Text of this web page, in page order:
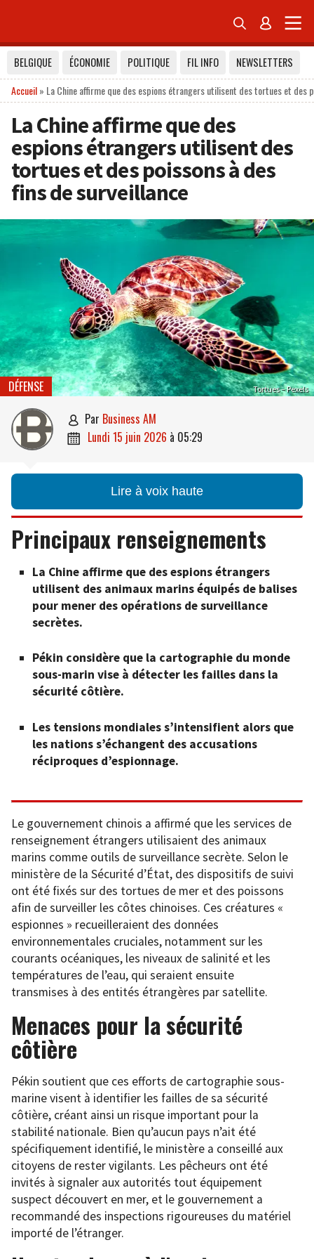
 
BELGIQUE ÉCONOMIE POLITIQUE FIL INFO
NEWSLETTERS
Accueil» La Chine affirme que des espions étrangers utilisent des tortues et des
La Chine affirme que des
espions étrangers utilisent des
tortues et des poissons à des
fins de surveillance
Tortues – Pexels
DÉFENSE
 par Business AM
 lundi 15 juin 2026 à 05:29
Lire à voix haute
Principaux renseignements
La Chine affirme que des espions étrangers
utilisent des animaux marins équipés de balises
pour mener des opérations de surveillance
secrètes.
Pékin considère que la cartographie du monde
sous-marin vise à détecter les failles dans la
sécurité côtière.
Les tensions mondiales s’intensifient alors que
les nations s’échangent des accusations
réciproques d’espionnage.
Le gouvernement chinois a affirmé que les services de
renseignement étrangers utilisaient des animaux
marins comme outils de surveillance secrète. Selon le
ministère de la Sécurité d’État, des dispositifs de suivi
ont été fixés sur des tortues de mer et des poissons
afin de surveiller les côtes chinoises. Ces créatures «
espionnes » recueilleraient des données
environnementales cruciales, notamment sur les
courants océaniques, les niveaux de salinité et les
températures de l’eau, qui seraient ensuite
transmises à des entités étrangères par satellite.
Menaces pour la sécurité
côtière
Pékin soutient que ces efforts de cartographie sous-
marine visent à identifier les failles de sa sécurité
côtière, créant ainsi un risque important pour la
stabilité nationale. Bien qu’aucun pays n’ait été
spécifiquement identifié, le ministère a conseillé aux
citoyens de rester vigilants. Les pêcheurs ont été
invités à signaler aux autorités tout équipement
suspect découvert en mer, et le gouvernement a
recommandé des inspections rigoureuses du matériel
importé de l’étranger.